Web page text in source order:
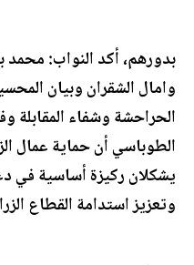
بدورهم، أكد النواب: محمد
وامال الشقران وبيان
الحراحشة وشفاء المقابلة
الطوباسي أن حماية عمال
يشكلان ركيزة أساسية في
وتعزيز استدامة القطاع